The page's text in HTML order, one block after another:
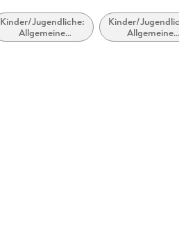
Kinder/Jugendliche:
Allgemeine
Interessen:
Kinder/
Allgemeine
Interessen: